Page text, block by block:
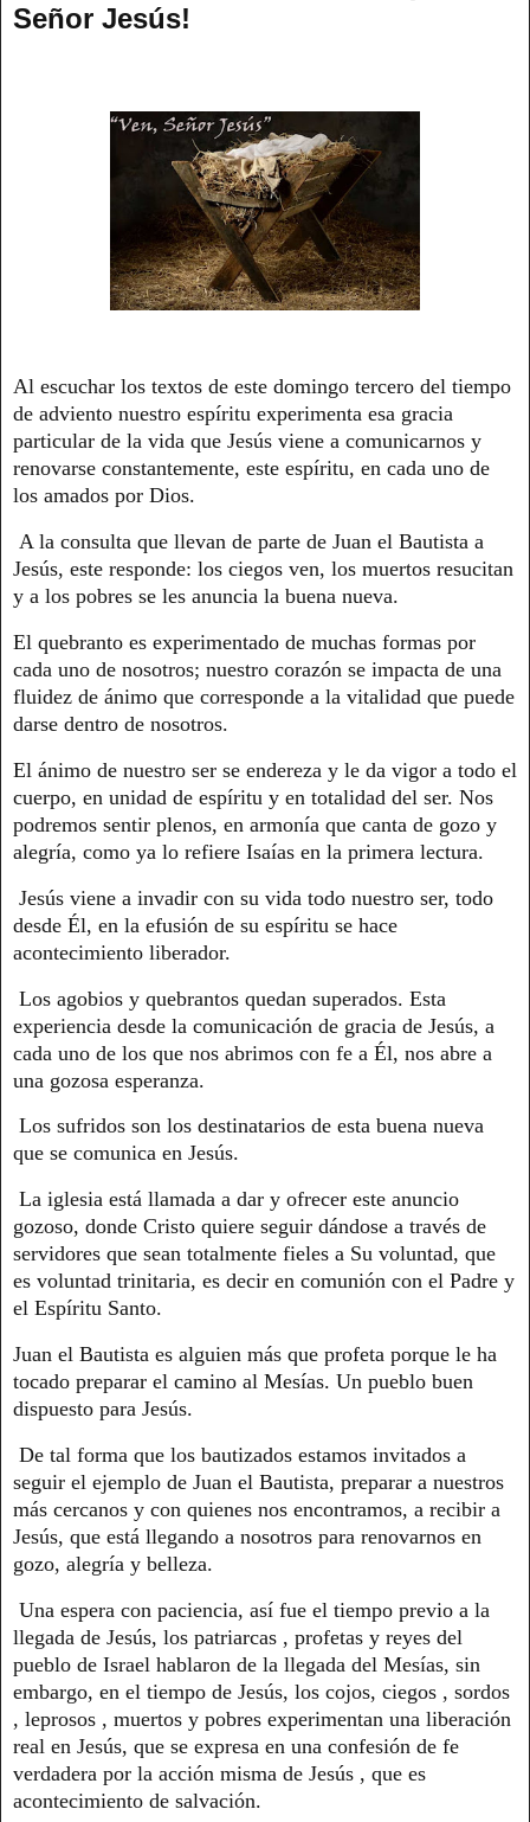
Señor Jesús!
Al escuchar los textos de este domingo tercero del tiempo
de adviento nuestro espíritu experimenta esa gracia
particular de la vida que Jesús viene a comunicarnos y
renovarse constantemente, este espíritu, en cada uno de
los amados por Dios.
A la consulta que llevan de parte de Juan el Bautista a
Jesús, este responde: los ciegos ven, los muertos resucitan
y a los pobres se les anuncia la buena nueva.
El quebranto es experimentado de muchas formas por
cada uno de nosotros; nuestro corazón se impacta de una
fluidez de ánimo que corresponde a la vitalidad que puede
darse dentro de nosotros.
El ánimo de nuestro ser se endereza y le da vigor a todo el
cuerpo, en unidad de espíritu y en totalidad del ser. Nos
podremos sentir plenos, en armonía que canta de gozo y
alegría, como ya lo refiere Isaías en la primera lectura.
Jesús viene a invadir con su vida todo nuestro ser, todo
desde Él, en la efusión de su espíritu se hace
acontecimiento liberador.
Los agobios y quebrantos quedan superados. Esta
experiencia desde la comunicación de gracia de Jesús, a
cada uno de los que nos abrimos con fe a Él, nos abre a
una gozosa esperanza.
Los sufridos son los destinatarios de esta buena nueva
que se comunica en Jesús.
La iglesia está llamada a dar y ofrecer este anuncio
gozoso, donde Cristo quiere seguir dándose a través de
servidores que sean totalmente fieles a Su voluntad, que
es voluntad trinitaria, es decir en comunión con el Padre y
el Espíritu Santo.
Juan el Bautista es alguien más que profeta porque le ha
tocado preparar el camino al Mesías. Un pueblo buen
dispuesto para Jesús.
De tal forma que los bautizados estamos invitados a
seguir el ejemplo de Juan el Bautista, preparar a nuestros
más cercanos y con quienes nos encontramos, a recibir a
Jesús, que está llegando a nosotros para renovarnos en
gozo, alegría y belleza.
Una espera con paciencia, así fue el tiempo previo a la
llegada de Jesús, los patriarcas , profetas y reyes del
pueblo de Israel hablaron de la llegada del Mesías, sin
embargo, en el tiempo de Jesús, los cojos, ciegos , sordos
, leprosos , muertos y pobres experimentan una liberación
real en Jesús, que se expresa en una confesión de fe
verdadera por la acción misma de Jesús , que es
acontecimiento de salvación.